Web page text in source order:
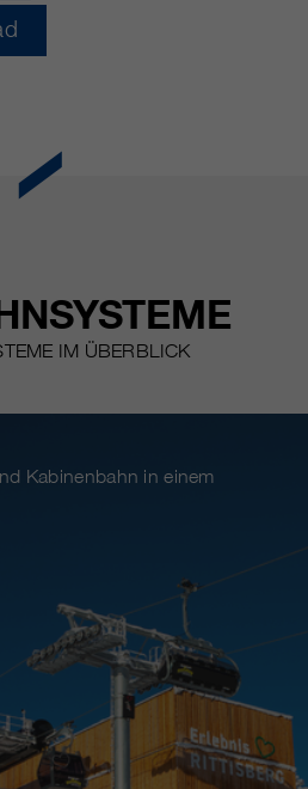
IM ÜBERBLICK
Kabinenbahn in einem